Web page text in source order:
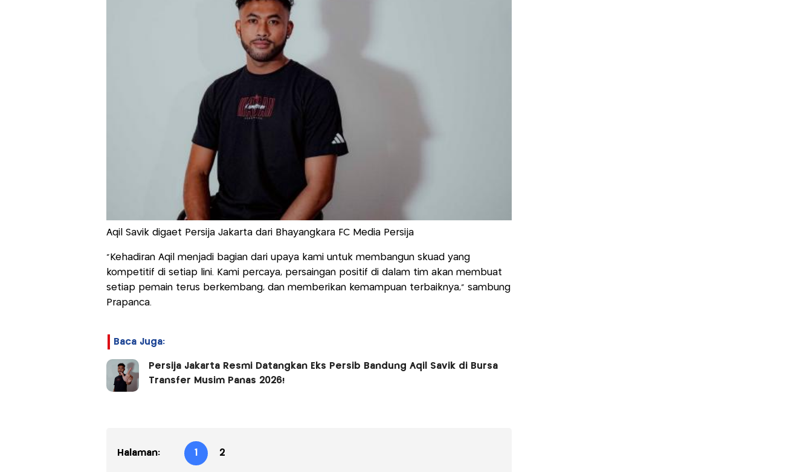
Aqil Savik digaet Persija Jakarta dari Bhayangkara FC Media Persija
"Kehadiran Aqil menjadi bagian dari upaya kami untuk membangun skuad yang
kompetitif di setiap lini. Kami percaya, persaingan positif di dalam tim akan membuat
setiap pemain terus berkembang, dan memberikan kemampuan terbaiknya,” sambung
Prapanca.
Baca Juga:
Persija Jakarta Resmi Datangkan Eks Persib Bandung Aqil Savik di Bursa
Transfer Musim Panas 2026!
Halaman: 1 2